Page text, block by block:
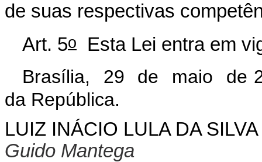
de suas respectivas
Art. 5o
Esta Lei entra em
Brasília, 29 de maio de
da República.
LUIZ INÁCIO LULA DA SILVA
Guido Mantega